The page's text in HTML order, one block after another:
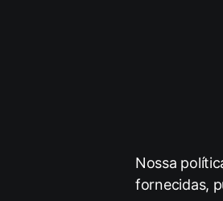
Nossa
fornecidas,